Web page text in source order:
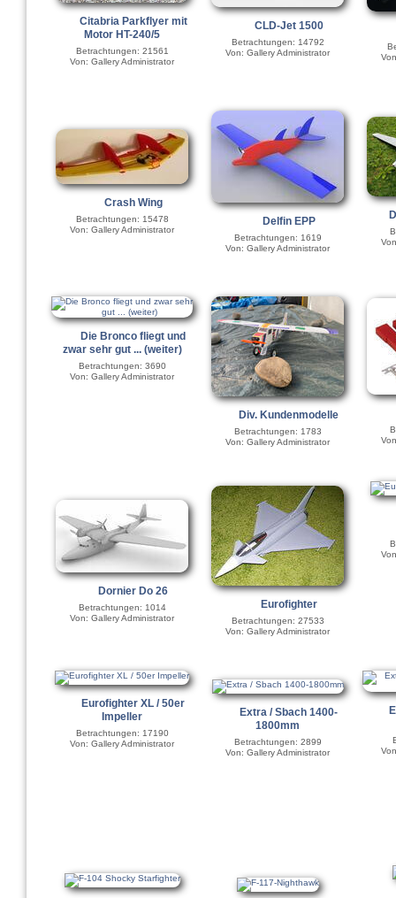
Citabria Parkflyer mit
Motor HT-240/5
Betrachtungen: 21561
Von: Gallery Administrator
CLD-Jet 1500
Betrachtungen: 14792
Von: Gallery Administrator
Crash Wing
Betrachtungen: 15478
Von: Gallery Administrator
Delfin EPP
Betrachtungen: 1619
Von: Gallery Administrator
Die Bronco fliegt und
zwar sehr gut ... (weiter)
Betrachtungen: 3690
Von: Gallery Administrator
Div. Kundenmodelle
Betrachtungen: 1783
Von: Gallery Administrator
Dornier Do 26
Betrachtungen: 1014
Von: Gallery Administrator
Eurofighter
Betrachtungen: 27533
Von: Gallery Administrator
Eurofighter XL / 50er
Impeller
Betrachtungen: 17190
Von: Gallery Administrator
Extra / Sbach 1400-
1800mm
Betrachtungen: 2899
Von: Gallery Administrator